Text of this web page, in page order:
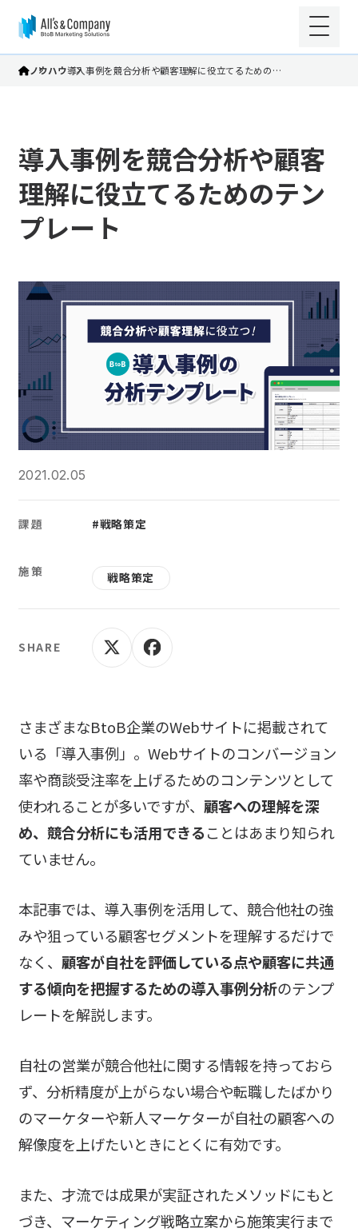
ノウハウ導入事例を競合分析や顧客理解に役立てるための…
導入事例を競合分析や顧客
理解に役立てるためのテン
プレート
さまざまなBtoB企業のWebサイトに掲載されて
いる「導入事例」。Webサイトのコンバージョン
率や商談受注率を上げるためのコンテンツとして
使われることが多いですが、 顧客への理解を深
め、競合分析にも活用できることはあまり知られ
ていません。
本記事では、導入事例を活用して、競合他社の強
みや狙っている顧客セグメントを理解するだけで
なく、 顧客が自社を評価している点や顧客に共通
する傾向を把握するための導入事例分析のテンプ
レートを解説します。
自社の営業が競合他社に関する情報を持っておら
ず、分析精度が上がらない場合や転職したばかり
のマーケターや新人マーケターが自社の顧客への
解像度を上げたいときにとくに有効です。
また、才流では成果が実証されたメソッドにもと
づき、マーケティング戦略立案から施策実行まで
2021.02.05
課題 #戦略策定
施策 戦略策定
SHARE